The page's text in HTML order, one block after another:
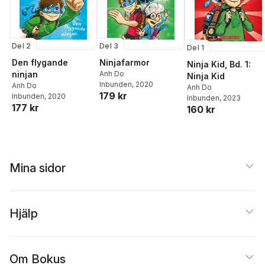
Del 2
Den flygande
ninjan
Anh Do
Inbunden, 2020
177 kr
Del 3
Ninjafarmor
Anh Do
Inbunden, 2020
179 kr
Del 1
Ninja Kid, Bd. 1:
Ninja Kid
Anh Do
Inbunden, 2023
160 kr
Mina sidor
Hjälp
Om Bokus